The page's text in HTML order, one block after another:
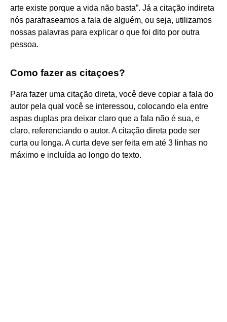
arte existe porque a vida não basta”. Já a citação indireta
nós parafraseamos a fala de alguém, ou seja, utilizamos
nossas palavras para explicar o que foi dito por outra
pessoa.
Como fazer as citaçoes?
Para fazer uma citação direta, você deve copiar a fala do
autor pela qual você se interessou, colocando ela entre
aspas duplas pra deixar claro que a fala não é sua, e
claro, referenciando o autor. A citação direta pode ser
curta ou longa. A curta deve ser feita em até 3 linhas no
máximo e incluída ao longo do texto.